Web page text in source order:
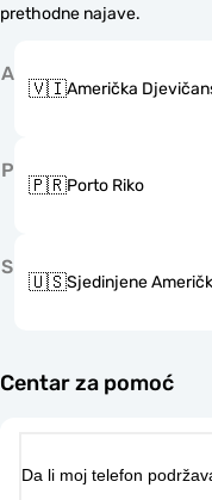
prethodne najave.
A
🇻🇮Američka
P
🇵🇷Porto Riko
S
🇺🇸Sjedinjene
Centar za pomoć
Da li moj telefon